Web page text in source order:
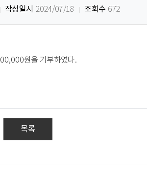
작성일시 2024/07/18 조회수 672
00,000원을 기부하였다.
목록